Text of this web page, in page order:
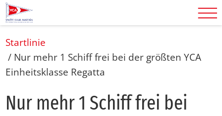
Startlinie
/ Nur mehr 1 Schiff frei bei der größten YCA
Einheitsklasse Regatta
Nur mehr 1 Schiff frei bei